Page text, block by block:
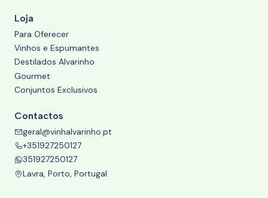
Loja
Para Oferecer
Vinhos e Espumantes
Destilados Alvarinho
Gourmet
Conjuntos Exclusivos
Contactos
geral@vinhalvarinho.pt
+351927250127
351927250127
Lavra, Porto, Portugal